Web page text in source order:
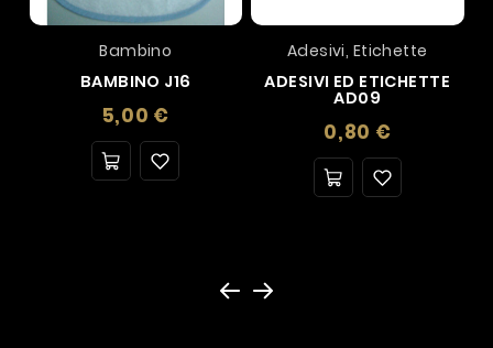
Bambino
BAMBINO J16
5,00 €Prezzo
Adesivi, Etichette
ADESIVI ED ETICHETTE
AD09
0,80 €Prezzo